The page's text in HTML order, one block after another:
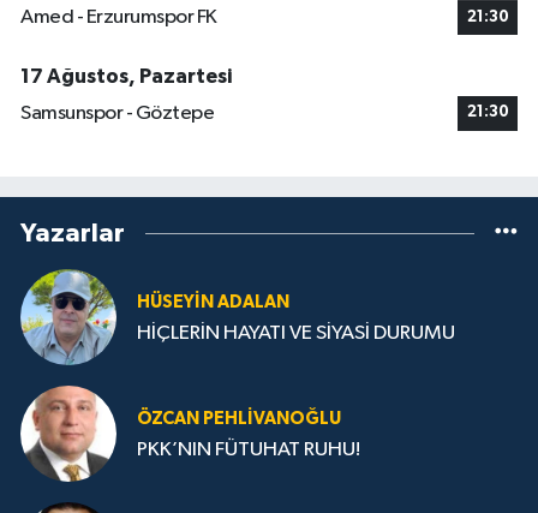
Amed - Erzurumspor FK 21:30
17 Ağustos, Pazartesi
Samsunspor - Göztepe
21:30
Yazarlar
HÜSEYIN ADALAN
HİÇLERİN HAYATI VE SİYASİ DURUMU
ÖZCAN PEHLIVANOĞLU
PKK’NIN FÜTUHAT RUHU!